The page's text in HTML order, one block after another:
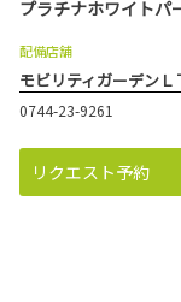
プラチナホワイトパ
配備店舗
モビリティガーデンＬ
0744-23-9261
リクエスト予約